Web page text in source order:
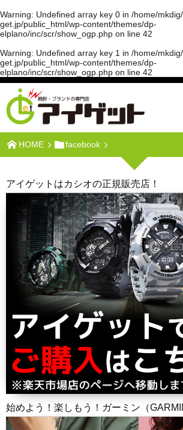
Warning: Undefined array key 0 in /home/
get.jp/public_html/wp-content/themes/dp-
elplano/inc/scr/show_ogp.php on line 42
Warning: Undefined array key 1 in /home/
get.jp/public_html/wp-content/themes/dp-
elplano/inc/scr/show_ogp.php on line 42
HOME facebook
アイゲットはカシオの正規販売店！
始めよう！楽しもう！ガーミン（